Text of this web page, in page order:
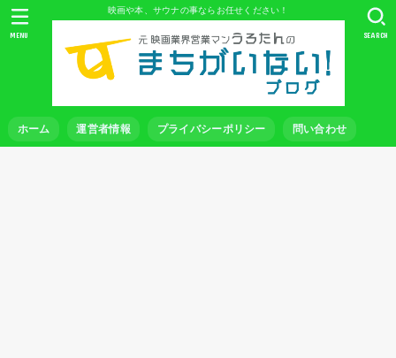
映画や本、サウナの事ならお任せください！
ホーム 運営者情報 プライバシーポリシー 問い合わせ
SEARCH
MENU